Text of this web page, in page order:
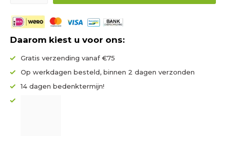
Daarom kiest u voor ons:
Gratis verzending vanaf €75
Op werkdagen besteld, binnen 2 dagen verzonden
14 dagen bedenktermijn!